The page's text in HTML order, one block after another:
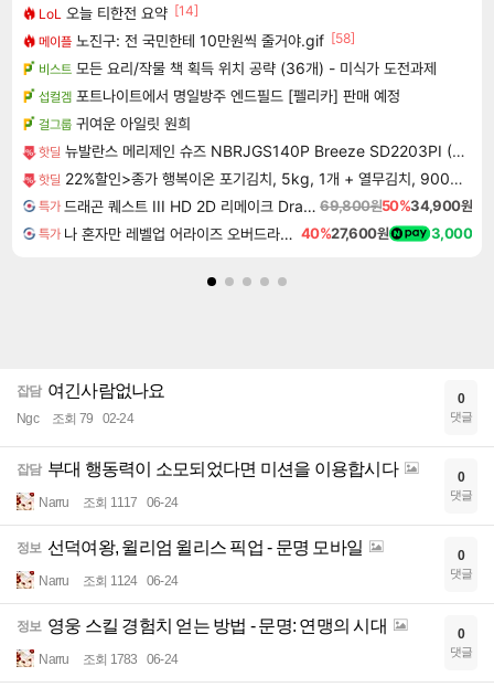
LoL 오늘 티한전 요약 [14]
메이플 노진구: 전 국민한테 10만원씩 줄거야.gif [58]
비스트 모든 요리/작물 책 획득 위치 공략 (36개) - 미식가 도전과제
섭컬겜 포트나이트에서 명일방주 엔드필드 [펠리카] 판매 예정
걸그룹 귀여운 아일릿 원희
핫딜 뉴발란스 메리제인 슈즈 NBRJGS140P Breeze SD2203PI (PEONY)
핫딜 22%할인>종가 행복이온 포기김치, 5kg, 1개 + 열무김치, 900g, 1개
특가 드래곤 퀘스트 III HD 2D 리메이크 Dragon Quest III HD 2D Remake 69,800원50%34,900원
특가 나 혼자만 레벨업 어라이즈 오버드라이브 Solo Leveling Arise 40%27,600원 3,000
잡담 여긴사람없나요
Ngc 조회 79 02-24
0
댓글
잡담 부대 행동력이 소모되었다면 미션을 이용합시다
Narru 조회 1117 06-24
0
댓글
정보 선덕여왕, 윌리엄 윌리스 픽업 - 문명 모바일
Narru 조회 1124 06-24
0
댓글
정보 영웅 스킬 경험치 얻는 방법 - 문명: 연맹의 시대
Narru 조회 1783 06-24
0
댓글